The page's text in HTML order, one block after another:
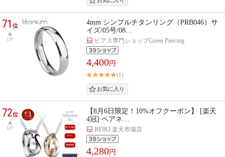
71位
UP
4mm シンプルチタンリング（PRB046）サ
イズ/05号/08…
ピアス専門ショップGreen Piercing
4,400円
(1)
72位
UP
【8月6日限定！10%オフクーポン】 [楽天
4冠] ペアネ…
REIKI 楽天市場店
4,280円